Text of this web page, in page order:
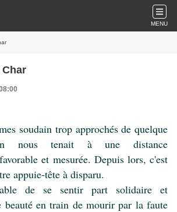
MENU
soudain trop approchés de quelque
nous tenait à une distance
et mesurée. Depuis lors, c'est
appuie-tête à disparu.
de se sentir part solidaire et
beauté en train de mourir par la faute